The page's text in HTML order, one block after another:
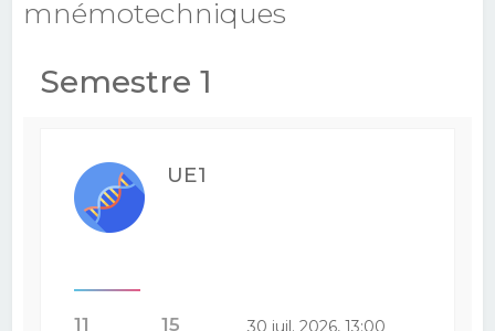
mnémotechniques
Semestre 1
UE1
11 15
30 juil. 2026, 13:00